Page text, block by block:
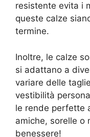
resistente evita i
queste calze
termine.
Inoltre, le calze
si adattano a
variare delle
vestibilità
le rende perfette
amiche, sorelle o
benessere!